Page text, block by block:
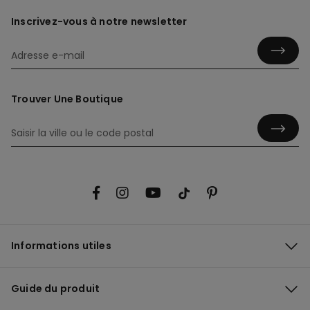
Inscrivez-vous à notre newsletter
Trouver Une Boutique
Informations utiles
Guide du produit